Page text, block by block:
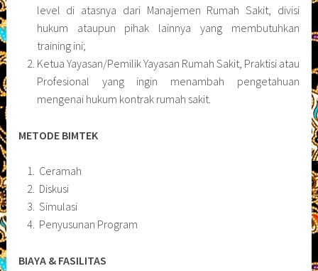
level di atasnya dari Manajemen Rumah Sakit, divisi
hukum ataupun pihak lainnya yang membutuhkan
training ini;
Ketua Yayasan/Pemilik Yayasan Rumah Sakit, Praktisi atau
Profesional yang ingin menambah pengetahuan
mengenai hukum kontrak rumah sakit.
METODE BIMTEK
Ceramah
Diskusi
Simulasi
Penyusunan Program
BIAYA & FASILITAS